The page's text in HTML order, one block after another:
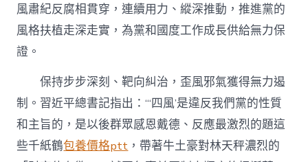
風肅紀反腐相貫穿，連續用力、縱深推動，推進黨的
風格扶植走深走實，為黨和國度工作成長供給無力保
證。
保持步步深刻、靶向糾治，歪風邪氣獲得無力遏
制。習近平總書記指出：“‘四風’是違反我們黨的性質
和主旨的，是以後群眾感恩戴德、反應最激烈的題這
些千紙鶴包養價格ptt ，帶著牛土豪對林天秤濃烈的